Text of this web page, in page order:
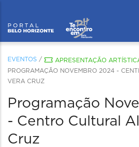
EVENTOS / APRESENTAÇÃO
PROGRAMAÇÃO NOVEMBRO 2024 -
VERA CRUZ
Programação
- Centro Cultural
Cruz